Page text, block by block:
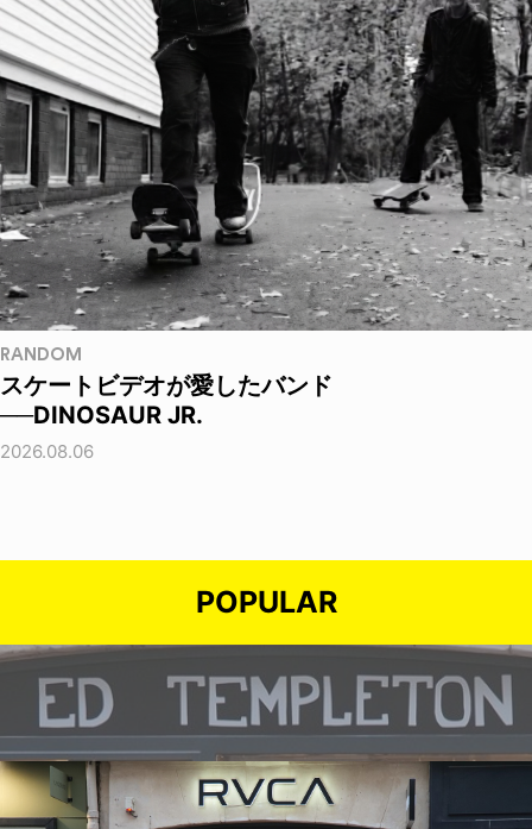
RANDOM
スケートビデオが愛したバンド
──DINOSAUR JR.
2026.08.06
POPULAR